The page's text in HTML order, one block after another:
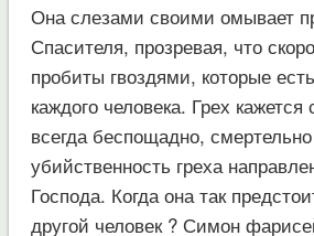
Она слезами своими омывает
Спасителя, прозревая, что
пробиты гвоздями, которые
каждого человека. Грех
всегда беспощадно,
убийственность греха
Господа. Когда она так
другой человек ? Симон